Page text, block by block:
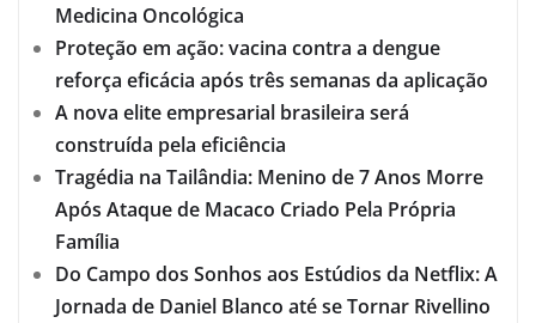
Medicina Oncológica
Proteção em ação: vacina contra a dengue
reforça eficácia após três semanas da aplicação
A nova elite empresarial brasileira será
construída pela eficiência
Tragédia na Tailândia: Menino de 7 Anos Morre
Após Ataque de Macaco Criado Pela Própria
Família
Do Campo dos Sonhos aos Estúdios da Netflix: A
Jornada de Daniel Blanco até se Tornar Rivellino